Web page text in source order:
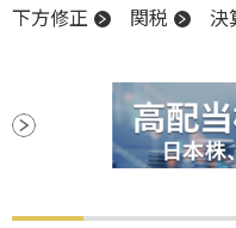
下方修正
関税 決